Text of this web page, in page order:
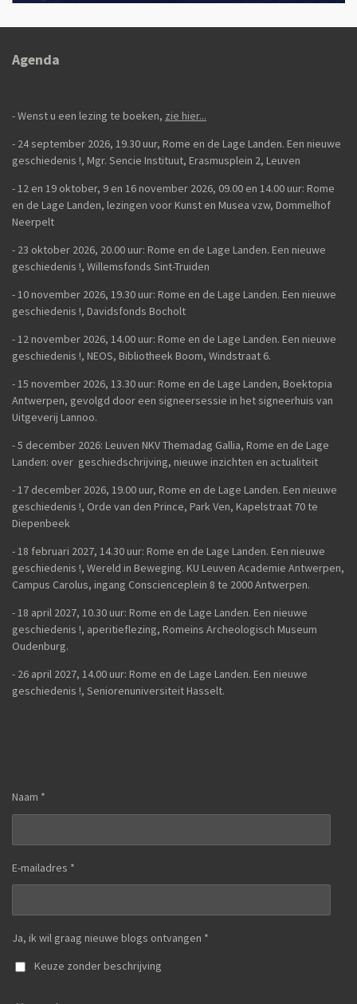
Agenda
- Wenst u een lezing te boeken, zie hier...
- 24 september 2026, 19.30 uur, Rome en de Lage Landen. Een nieuwe
geschiedenis !, Mgr. Sencie Instituut, Erasmusplein 2, Leuven
-12 en 19 oktober, 9 en 16 november 2026, 09.00 en 14.00 uur: Rome
en de Lage Landen, lezingen voor Kunst en Musea vzw, Dommelhof
Neerpelt
- 23 oktober 2026, 20.00 uur: Rome en de Lage Landen. Een nieuwe
geschiedenis !, Willemsfonds Sint-Truiden
- 10 november 2026, 19.30 uur: Rome en de Lage Landen. Een nieuwe
geschiedenis !, Davidsfonds Bocholt
- 12 november 2026, 14.00 uur: Rome en de Lage Landen. Een nieuwe
geschiedenis !, NEOS, Bibliotheek Boom, Windstraat 6.
- 15 november 2026, 13.30 uur: Rome en de Lage Landen, Boektopia
Antwerpen, gevolgd door een signeersessie in het signeerhuis van
Uitgeverij Lannoo.
- 5 december 2026: Leuven NKV Themadag Gallia, Rome en de Lage
Landen: over geschiedschrijving, nieuwe inzichten en actualiteit
-17 december 2026, 19.00 uur, Rome en de Lage Landen. Een nieuwe
geschiedenis !, Orde van den Prince, Park Ven, Kapelstraat 70 te
Diepenbeek
- 18 februari 2027, 14.30 uur: Rome en de Lage Landen. Een nieuwe
geschiedenis !, Wereld in Beweging. KU Leuven Academie Antwerpen,
Campus Carolus, ingang Conscienceplein 8 te 2000 Antwerpen.
- 18 april 2027, 10.30 uur: Rome en de Lage Landen. Een nieuwe
geschiedenis !, aperitieflezing, Romeins Archeologisch Museum
Oudenburg.
- 26 april 2027, 14.00 uur: Rome en de Lage Landen. Een nieuwe
geschiedenis !, Seniorenuniversiteit Hasselt.
Naam *
E-mailadres *
Ja, ik wil graag nieuwe blogs ontvangen *
Keuze zonder beschrijving